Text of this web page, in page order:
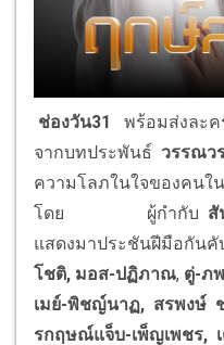
ช่องวัน31 พร้อมส่งละ
จากบทประพันธ์ วรรณว
ความโลภในใจของคน
โดย ผู้กำกับ สั
แสดงมาประชันฝีมือกัน
โชติ, มอส-ปฏิภาณ, ตู่-ภ
เมย์-พิชญ์นาฏ, สรพงษ์
รกฤษณ์แจ็บ-เพ็ญเพชร,